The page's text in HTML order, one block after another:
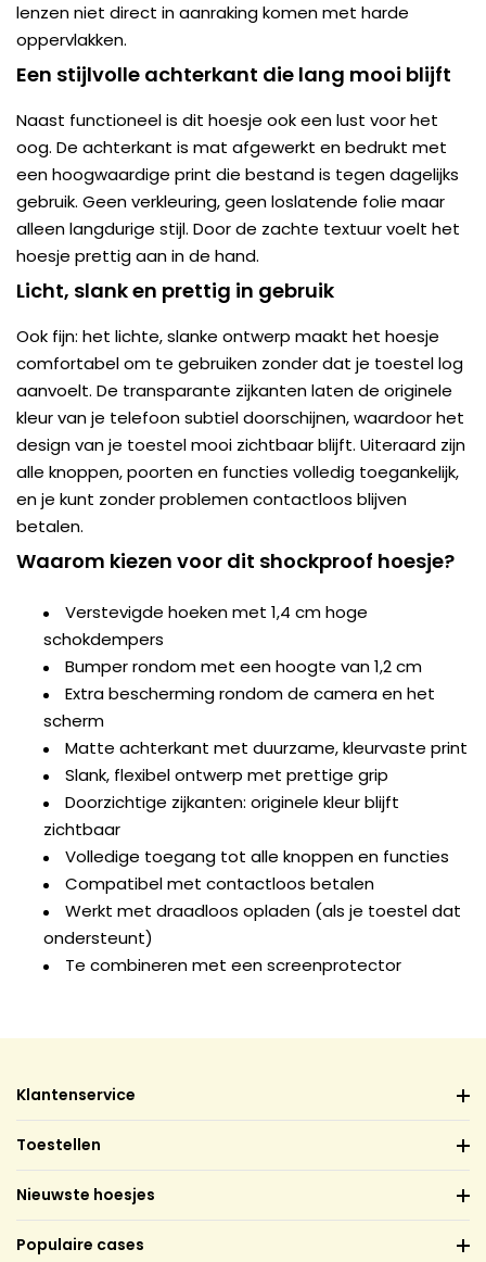
lenzen niet direct in aanraking komen met harde
oppervlakken.
Een stijlvolle achterkant die lang mooi blijft
Naast functioneel is dit hoesje ook een lust voor het
oog. De achterkant is mat afgewerkt en bedrukt met
een hoogwaardige print die bestand is tegen dagelijks
gebruik. Geen verkleuring, geen loslatende folie maar
alleen langdurige stijl. Door de zachte textuur voelt het
hoesje prettig aan in de hand.
Licht, slank en prettig in gebruik
Ook fijn: het lichte, slanke ontwerp maakt het hoesje
comfortabel om te gebruiken zonder dat je toestel log
aanvoelt. De transparante zijkanten laten de originele
kleur van je telefoon subtiel doorschijnen, waardoor het
design van je toestel mooi zichtbaar blijft. Uiteraard zijn
alle knoppen, poorten en functies volledig toegankelijk,
en je kunt zonder problemen contactloos blijven
betalen.
Waarom kiezen voor dit shockproof hoesje?
Verstevigde hoeken met 1,4 cm hoge
schokdempers
Bumper rondom met een hoogte van 1,2 cm
Extra bescherming rondom de camera en het
scherm
Matte achterkant met duurzame, kleurvaste print
Slank, flexibel ontwerp met prettige grip
Doorzichtige zijkanten: originele kleur blijft
zichtbaar
Volledige toegang tot alle knoppen en functies
Compatibel met contactloos betalen
Werkt met draadloos opladen (als je toestel dat
ondersteunt)
Te combineren met een screenprotector
Klantenservice
Toestellen
Nieuwste hoesjes
Populaire cases